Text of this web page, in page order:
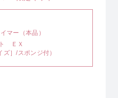
マー（本品）
ＥＸ
ズ］/スポンジ付）